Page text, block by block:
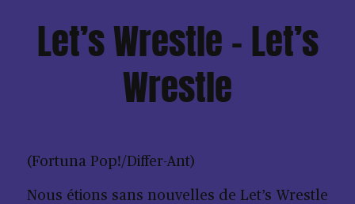
Let’s Wrestle – Let’s
Wrestle
(Fortuna Pop!/Differ-Ant)
Nous étions sans nouvelles de Let’s Wrestle